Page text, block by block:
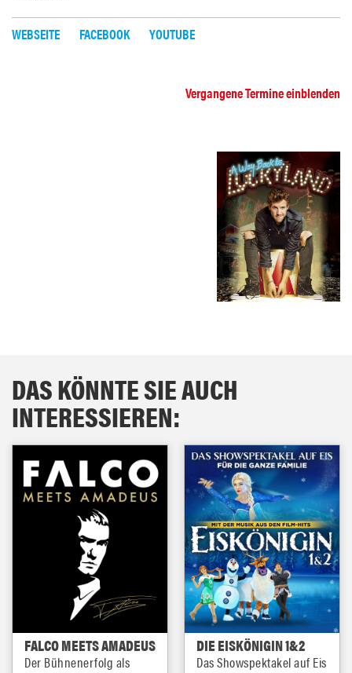
WEBSEITE FACEBOOK YOUTUBE
Vergangene Termine einblenden
DAS KÖNNTE SIE AUCH
INTERESSIEREN:
FALCO MEETS AMADEUS
Der Bühnenerfolg als
DIE EISKÖNIGIN 1&2
Das Showspektakel auf Eis